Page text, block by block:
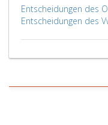
Entscheidungen des
Entscheidungen des